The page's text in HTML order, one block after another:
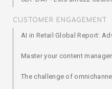
CUSTOMER ENGAGEMENT
AI in Retail Global Report:
Master your content
The challenge of